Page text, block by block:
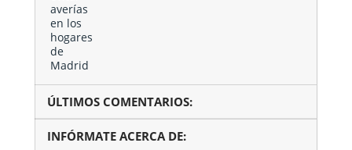
ÚLTIMOS COMENTARIOS:
INFÓRMATE ACERCA DE: